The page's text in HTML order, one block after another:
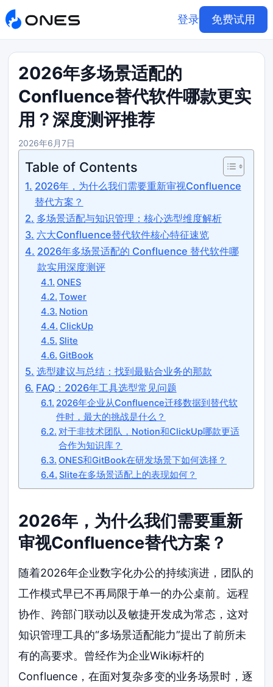
登录 免费试用
2026年多场景适配的
Confluence替代软件哪款更实
用？深度测评推荐
2026年6月7日
Table of Contents
2026年，为什么我们需要重新审视Confluence
替代方案？
多场景适配与知识管理：核心选型维度解析
六大Confluence替代软件核心特征速览
2026年多场景适配的 Confluence 替代软件哪
款实用深度测评
ONES
Tower
Notion
ClickUp
Slite
GitBook
选型建议与总结：找到最贴合业务的那款
FAQ：2026年工具选型常见问题
2026年企业从Confluence迁移数据到替代软
件时，最大的挑战是什么？
对于非技术团队，Notion和ClickUp哪款更适
合作为知识库？
ONES和GitBook在研发场景下如何选择？
Slite在多场景适配上的表现如何？
2026年，为什么我们需要重新
审视Confluence替代方案？
随着2026年企业数字化办公的持续演进，团队的
工作模式早已不再局限于单一的办公桌前。远程
协作、跨部门联动以及敏捷开发成为常态，这对
知识管理工具的“多场景适配能力”提出了前所未
有的高要求。曾经作为企业Wiki标杆的
Confluence，在面对复杂多变的业务场景时，逐